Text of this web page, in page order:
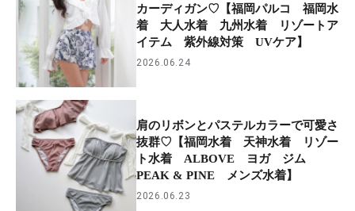
カーディガン♡【福岡パルコ 福岡水
着 大人水着 九州水着 リゾートア
イテム 紫外線対策 UVケア】
2026.06.24
肩のリボンとパステルカラーで可愛さ
抜群♡【福岡水着 天神水着 リゾー
ト水着 ALBOVE ヨガ ジム
PEAK & PINE メンズ水着】
2026.06.23